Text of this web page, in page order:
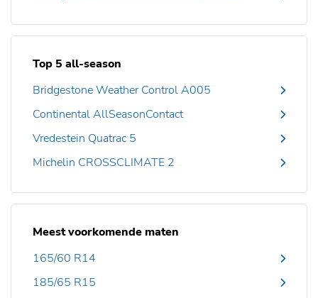
Top 5 all-season
Bridgestone Weather Control A005
Continental AllSeasonContact
Vredestein Quatrac 5
Michelin CROSSCLIMATE 2
Meest voorkomende maten
165/60 R14
185/65 R15